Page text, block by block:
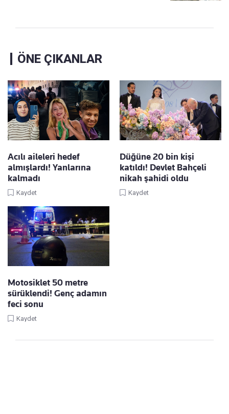
ÖNE ÇIKANLAR
Acılı aileleri hedef
almışlardı! Yanlarına
kalmadı
Kaydet
Düğüne 20 bin kişi
katıldı! Devlet Bahçeli
nikah şahidi oldu
Kaydet
Motosiklet 50 metre
sürüklendi! Genç adamın
feci sonu
Kaydet